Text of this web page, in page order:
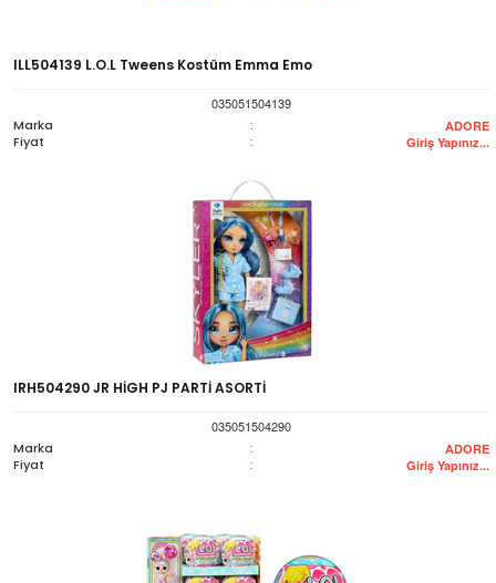
ILL504139 L.O.L Tweens Kostüm Emma Emo
035051504139
Marka
: ADORE
Fiyat : Giriş Yapınız...
IRH504290 JR HİGH PJ PARTİ ASORTİ
035051504290
Marka
: ADORE
Fiyat : Giriş Yapınız...